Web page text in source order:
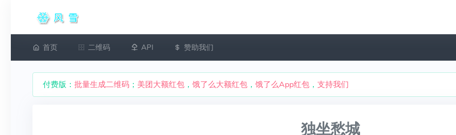
首页 二维码 API 赞助我们
付费版： 批量生成二维码； 美团大额红包， 饿了么大额红包， 饿了么App红包， 支持我们
独坐愁城